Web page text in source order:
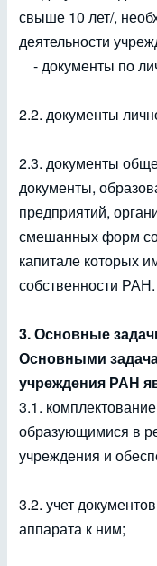
свыше 10 лет/,
деятельности
- документы по
2.2. документы
2.3. документы
документы,
предприятий,
смешанных форм
капитале которых
собственности РАН.
3. Основные
Основными
учреждения РАН
3.1.
образующимися в
учреждения и
3.2. учет
аппарата к ним;